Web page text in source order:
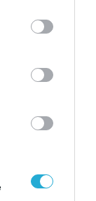
may click to
tags to
below Google
ξένων
κερδίζουν